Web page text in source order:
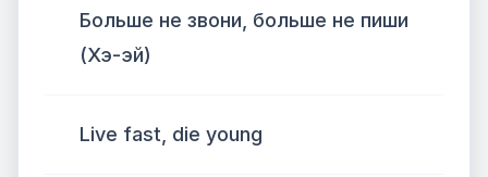
Больше не звони, больше не пиши
(Хэ-эй)
Live fast, die young